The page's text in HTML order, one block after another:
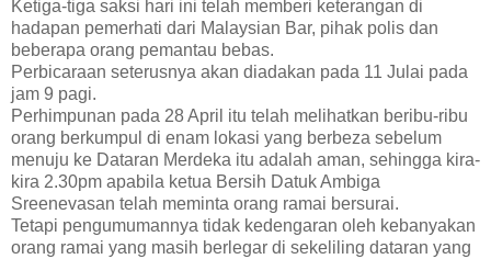
Ketiga-tiga saksi hari ini telah memberi keterangan di
hadapan pemerhati dari Malaysian Bar, pihak polis dan
beberapa orang pemantau bebas.
Perbicaraan seterusnya akan diadakan pada 11 Julai pada
jam 9 pagi.
Perhimpunan pada 28 April itu telah melihatkan beribu-ribu
orang berkumpul di enam lokasi yang berbeza sebelum
menuju ke Dataran Merdeka itu adalah aman, sehingga kira-
kira 2.30pm apabila ketua Bersih Datuk Ambiga
Sreenevasan telah meminta orang ramai bersurai.
Tetapi pengumumannya tidak kedengaran oleh kebanyakan
orang ramai yang masih berlegar di sekeliling dataran yang